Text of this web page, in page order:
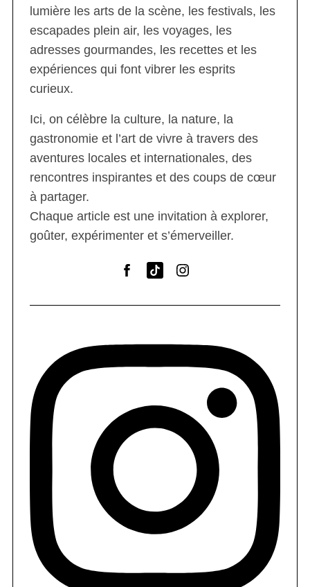
lumière les arts de la scène, les festivals, les
escapades plein air, les voyages, les
adresses gourmandes, les recettes et les
expériences qui font vibrer les esprits
curieux.
Ici, on célèbre la culture, la nature, la
gastronomie et l’art de vivre à travers des
aventures locales et internationales, des
rencontres inspirantes et des coups de cœur
à partager.
Chaque article est une invitation à explorer,
goûter, expérimenter et s’émerveiller.